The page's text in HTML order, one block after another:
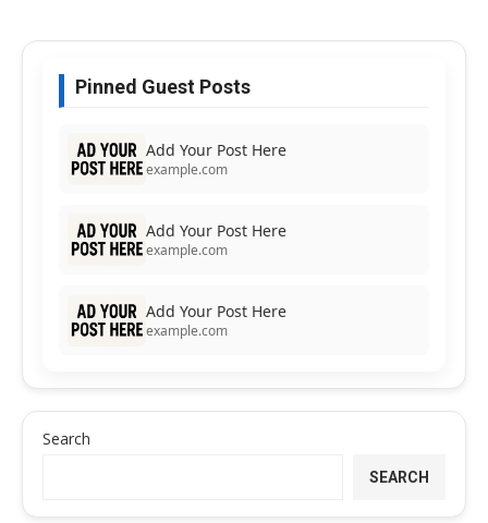
Pinned Guest Posts
Add Your Post Here
example.com
Add Your Post Here
example.com
Add Your Post Here
example.com
Search
SEARCH